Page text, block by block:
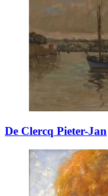
De Clercq Pieter-Jan